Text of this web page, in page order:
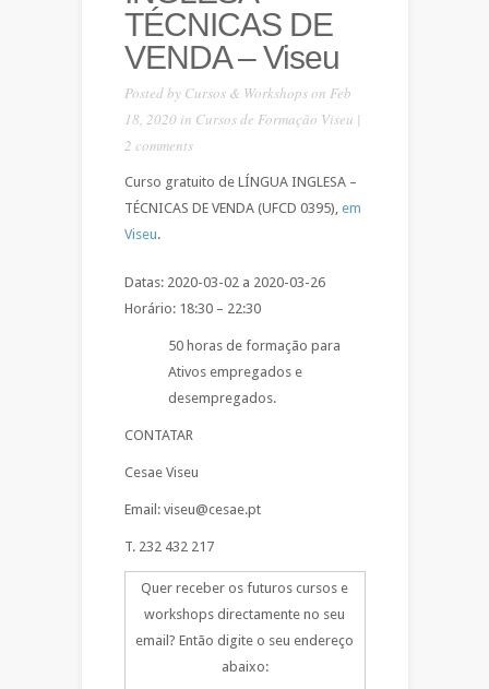
TÉCNICAS DE
VENDA – Viseu
Posted by Cursos & Workshopson Feb
18, 2020 in Cursos de Formação Viseu |
2 comments
Curso gratuito de LÍNGUA INGLESA –
TÉCNICAS DE VENDA (UFCD 0395), em
Viseu.
Datas: 2020-03-02 a 2020-03-26
Horário: 18:30 – 22:30
50 horas de formação para
Ativos empregados e
desempregados.
CONTATAR
Cesae Viseu
Email: viseu@cesae.pt
T. 232 432 217
Quer receber os futuros cursos e
workshops directamente no seu
email? Então digite o seu endereço
abaixo: